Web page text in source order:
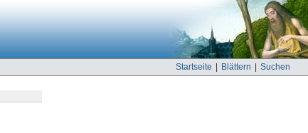
Startseite Blättern Suchen